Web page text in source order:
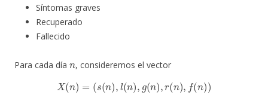
Síntomas graves
Recuperado
Fallecido
Para cada día , consideremos el vector
X =(s(n l(n), (n),r n),f( ))